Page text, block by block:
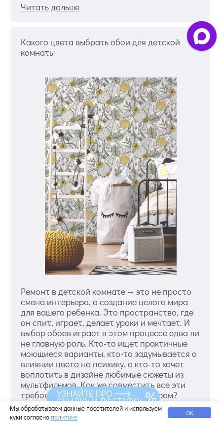
Читать дальше
Какого цвета выбрать обои для детской
комнаты
Ремонт в детской комнате — это не просто
смена интерьера, а создание целого мира
для вашего ребенка. Это пространство, где
он спит, играет, делает уроки и мечтает. И
выбор обоев играет в этом процессе едва ли
не главную роль. Кто-то ищет практичные
моющиеся варианты, кто-то задумывается о
влиянии цвета на психику, а кто-то хочет
воплотить в дизайне любимые сюжеты из
мультфильмов. Как же совместить все эти
требования и не прогадать с выбором?
Смотреть все варианты обоев для детской
комнаты. Как цвет обоев влияет на развитие
Мы обрабатываем данные посетителей и используем
куки согласно политике ОК
УЗНАЙТЕ ПРО
СКИДКУ И ДОСТАВКУ